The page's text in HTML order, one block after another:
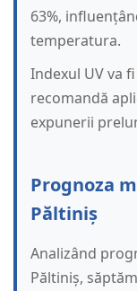
63%,
temperatura.
Indexul UV va
recomandă
expunerii
Prognoza
Păltiniș
Analizând
Păltiniș,